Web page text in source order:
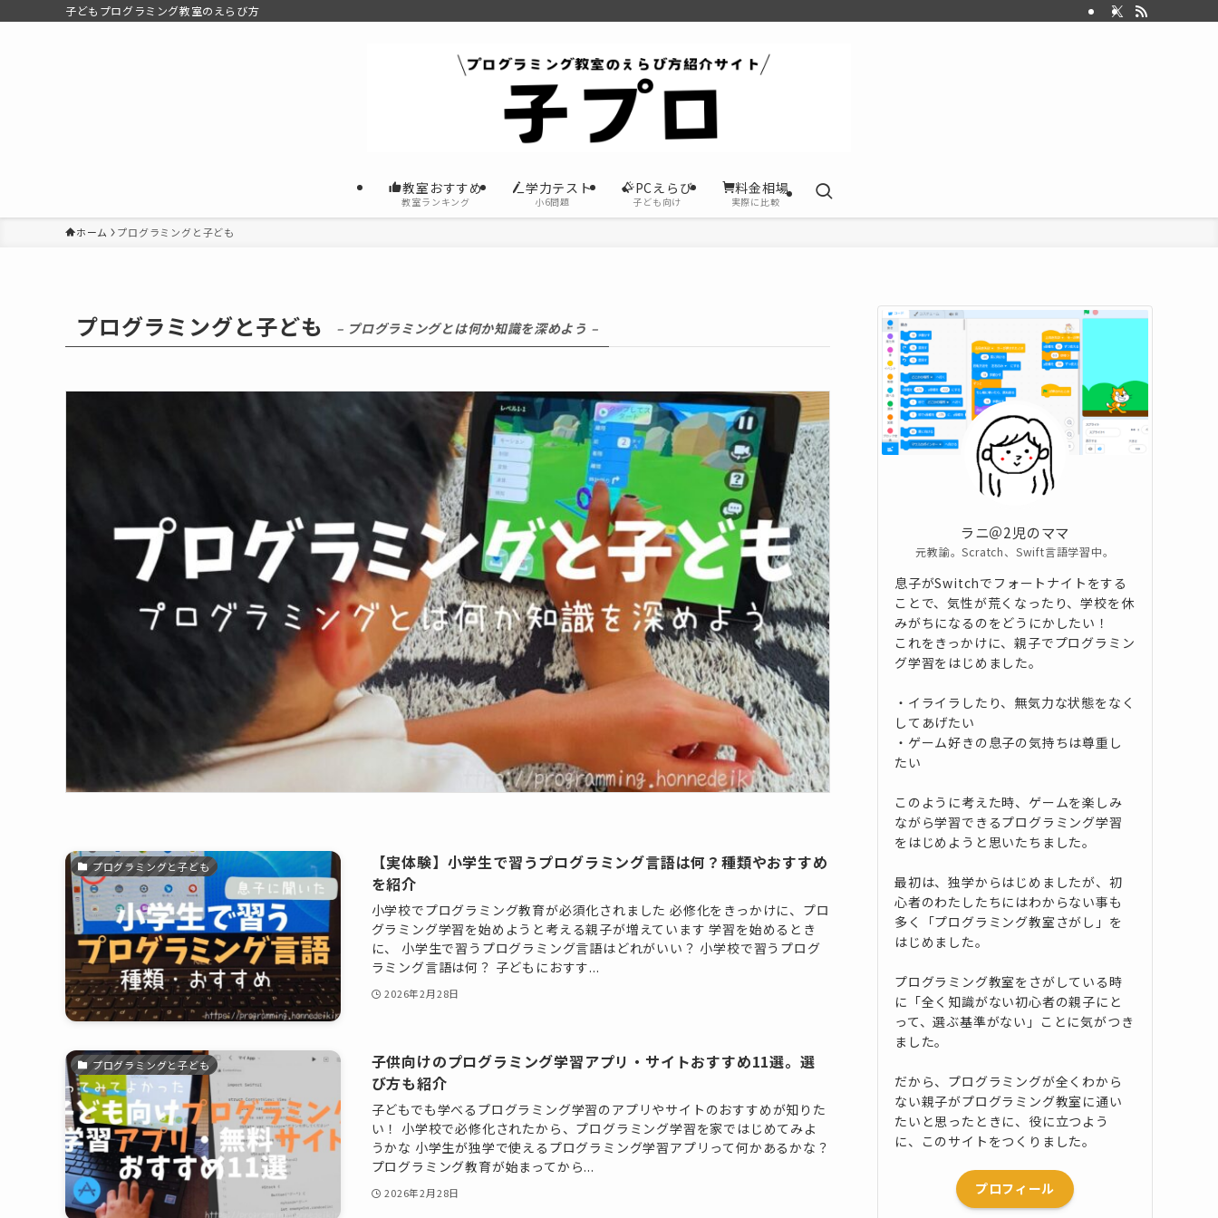
子どもプログラミング教室のえらび方
教室おすすめ
教室ランキング
学力テスト
小6問題
PCえらび
子ども向け
料金相場
実際に比較
ホーム プログラミングと子ども
プログラミングと子ども – プログラミングとは何か知識を深めよう –
プログラミングと子ども
【実体験】小学生で習うプログラミング言語は何？種類やおすすめ
を紹介
小学校でプログラミング教育が必須化されました 必修化をきっかけに、プロ
グラミング学習を始めようと考える親子が増えています 学習を始めるとき
に、 小学生で習うプログラミング言語はどれがいい？ 小学校で習うプログ
ラミング言語は何？ 子どもにおすす...
2026年2月28日
プログラミングと子ども
子供向けのプログラミング学習アプリ・サイトおすすめ11選。選
び方も紹介
子どもでも学べるプログラミング学習のアプリやサイトのおすすめが知りた
い！ 小学校で必修化されたから、プログラミング学習を家ではじめてみよ
うかな 小学生が独学で使えるプログラミング学習アプリって何かあるかな？
プログラミング教育が始まってから...
2026年2月28日
ラニ＠2児のママ
元教諭。Scratch、Swift言語学習中。
息子がSwitchでフォートナイトをする
ことで、気性が荒くなったり、学校を休
みがちになるのをどうにかしたい！
これをきっかけに、親子でプログラミン
グ学習をはじめました。
・イライラしたり、無気力な状態をなく
してあげたい
・ゲーム好きの息子の気持ちは尊重し
たい
このように考えた時、ゲームを楽しみ
ながら学習できるプログラミング学習
をはじめようと思いたちました。
最初は、独学からはじめましたが、初
心者のわたしたちにはわからない事も
多く「プログラミング教室さがし」を
はじめました。
プログラミング教室をさがしている時
に「全く知識がない初心者の親子にと
って、選ぶ基準がない」ことに気がつき
ました。
だから、プログラミングが全くわから
ない親子がプログラミング教室に通い
たいと思ったときに、役に立つよう
に、このサイトをつくりました。
プロフィール